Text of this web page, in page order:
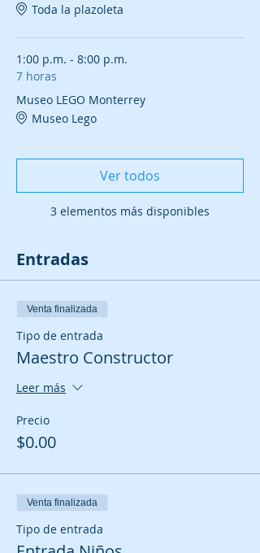
Toda la plazoleta
1:00 p.m. - 8:00 p.m.
7 horas
Museo LEGO Monterrey
Museo Lego
3 elementos más disponibles
Ver todos
Entradas
Venta finalizada
Tipo de entrada
Maestro Constructor
Leer más
Precio
$0.00
Venta finalizada
Tipo de entrada